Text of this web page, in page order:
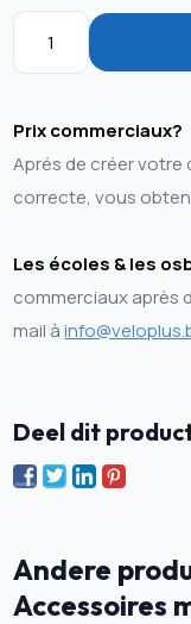
Prix commerciaux?
Aprés de créer
correcte, vous
Les écoles & les
commerciaux après
mail à
Deel dit
Andere
Accessoires